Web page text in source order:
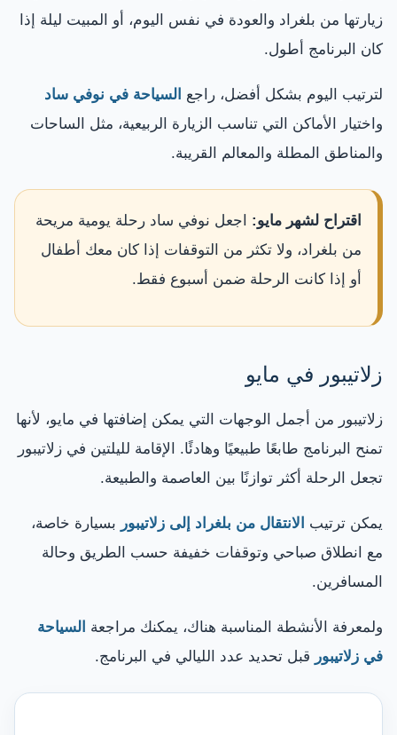
زيارتها من بلغراد والعودة في نفس اليوم، أو المبيت ليلة إذا
كان البرنامج أطول.
لترتيب اليوم بشكل أفضل، راجع السياحة في نوفي ساد
واختيار الأماكن التي تناسب الزيارة الربيعية، مثل الساحات
والمناطق المطلة والمعالم القريبة.
اقتراح لشهر مايو: اجعل نوفي ساد رحلة يومية مريحة
من بلغراد، ولا تكثر من التوقفات إذا كان معك أطفال
أو إذا كانت الرحلة ضمن أسبوع فقط.
زلاتيبور في مايو
زلاتيبور من أجمل الوجهات التي يمكن إضافتها في مايو، لأنها
تمنح البرنامج طابعًا طبيعيًا وهادئًا. الإقامة لليلتين في زلاتيبور
تجعل الرحلة أكثر توازنًا بين العاصمة والطبيعة.
يمكن ترتيب الانتقال من بلغراد إلى زلاتيبور بسيارة خاصة،
مع انطلاق صباحي وتوقفات خفيفة حسب الطريق وحالة
المسافرين.
ولمعرفة الأنشطة المناسبة هناك، يمكنك مراجعة السياحة
في زلاتيبور قبل تحديد عدد الليالي في البرنامج.